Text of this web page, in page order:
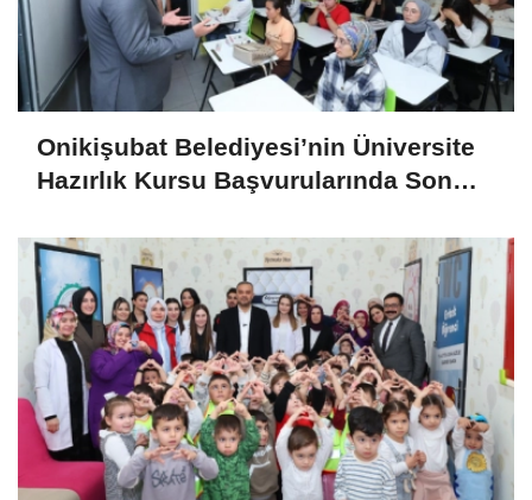
Onikişubat Belediyesi’nin Üniversite
Hazırlık Kursu Başvurularında Son